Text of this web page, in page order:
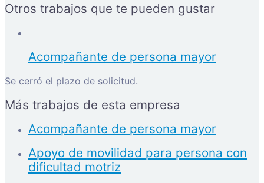
Otros trabajos que te pueden gustar
Acompañante de persona mayor
Se cerró el plazo de solicitud.
Más trabajos de esta empresa
Acompañante de persona mayor
Apoyo de movilidad para persona con
dificultad motriz